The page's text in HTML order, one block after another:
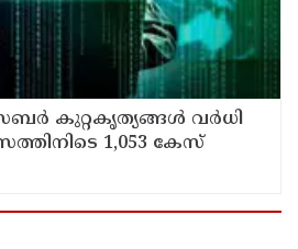
കു​റ്റ​കൃ​ത്യ​ങ്ങ​ൾ വ​ർ​ധി​
1,053 കേസ്